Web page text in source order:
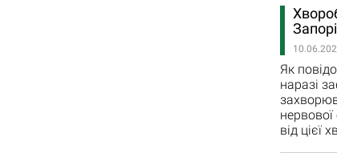
Як
наразі
від цієї